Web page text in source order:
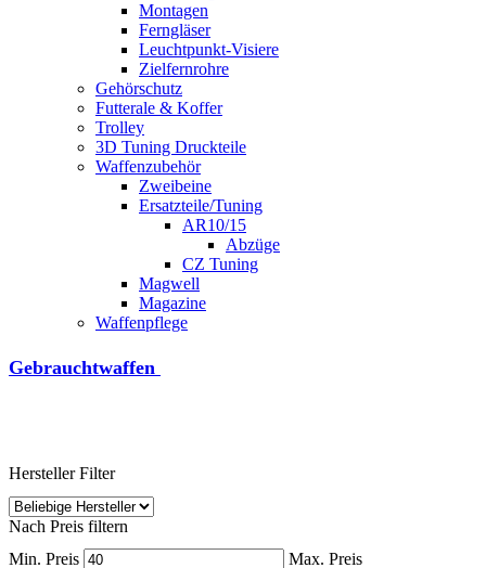
Montagen
Ferngläser
Leuchtpunkt-Visiere
Zielfernrohre
Gehörschutz
Futterale & Koffer
Trolley
3D Tuning Druckteile
Waffenzubehör
Zweibeine
Ersatzteile/Tuning
AR10/15
Abzüge
CZ Tuning
Magwell
Magazine
Waffenpflege
Gebrauchtwaffen
Hersteller Filter
Nach Preis filtern
Min. Preis
Max. Preis